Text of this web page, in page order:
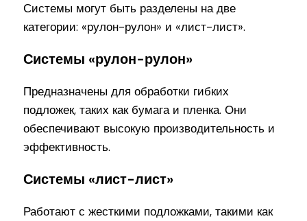
Системы могут быть разделены на две
категории: «рулон-рулон» и «лист-лист».
Системы «рулон-рулон»
Предназначены для обработки гибких
подложек, таких как бумага и пленка. Они
обеспечивают высокую производительность и
эффективность.
Системы «лист-лист»
Работают с жесткими подложками, такими как